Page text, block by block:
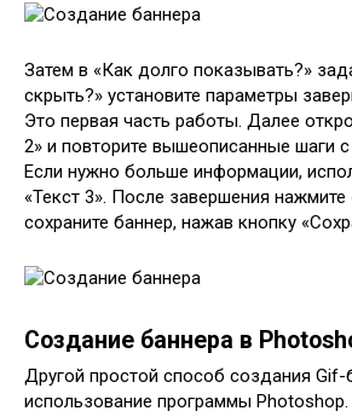
Затем в «Как долго показывать?»
скрыть?» установите параметры
Это первая часть работы. Далее
2» и повторите вышеописанные шаги
Если нужно больше информации,
«Текст 3». После завершения нажмите
сохраните баннер, нажав кнопку
Создание баннера в
Другой простой способ создания
использование программы Photoshop.